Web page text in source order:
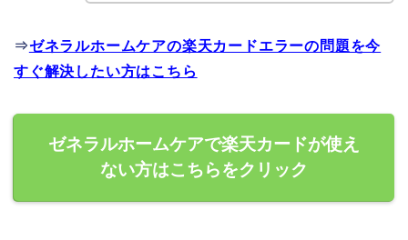
⇒ゼネラルホームケアの楽天カードエラーの問題を今
すぐ解決したい方はこちら
ゼネラルホームケアで楽天カードが使え
ない方はこちらをクリック